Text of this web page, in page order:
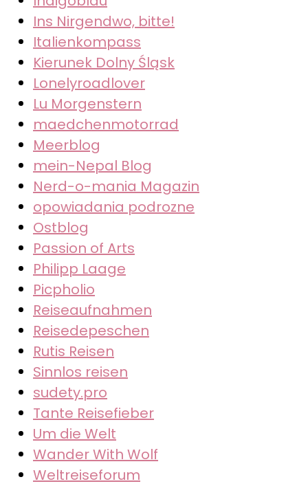
Ins Nirgendwo, bitte!
Italienkompass
Kierunek Dolny Śląsk
Lonelyroadlover
Lu Morgenstern
maedchenmotorrad
Meerblog
mein-Nepal Blog
Nerd-o-mania Magazin
opowiadania podrozne
Ostblog
Passion of Arts
Philipp Laage
Picpholio
Reiseaufnahmen
Reisedepeschen
Rutis Reisen
Sinnlos reisen
sudety.pro
Tante Reisefieber
Um die Welt
Wander With Wolf
Weltreiseforum